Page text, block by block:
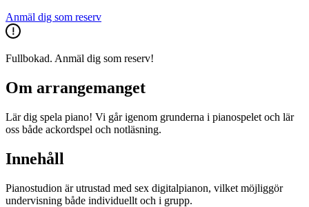
Anmäl dig som reserv
Fullbokad. Anmäl dig som reserv!
Om arrangemanget
Lär dig spela piano! Vi går igenom grunderna i pianospelet och lär
oss både ackordspel och notläsning.
Innehåll
Pianostudion är utrustad med sex digitalpianon, vilket möjliggör
undervisning både individuellt och i grupp.